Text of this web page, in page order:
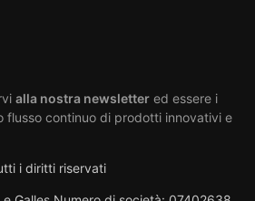
alla nostra newsletter ed essere i
flusso continuo di prodotti innovativi e
i diritti riservati